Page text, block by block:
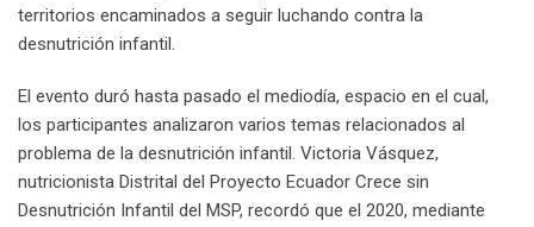
territorios encaminados a seguir luchando contra la
desnutrición infantil.
El evento duró hasta pasado el mediodía, espacio en el cual,
los participantes analizaron varios temas relacionados al
problema de la desnutrición infantil. Victoria Vásquez,
nutricionista Distrital del Proyecto Ecuador Crece sin
Desnutrición Infantil del MSP, recordó que el 2020, mediante